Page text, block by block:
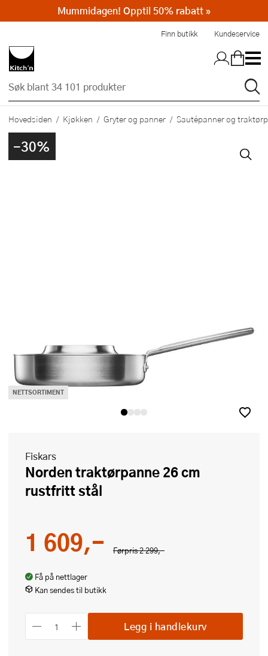
Finn butikk Kundeservice
Hovedsiden Kjøkken Gryter og panner Sautépanner og
-30%
NETTSORTIMENT
Fiskars
Norden traktørpanne 26 cm
rustfritt stål
Førpris2 299,-
1 609,-
Få på nettlager
Kan sendes til butikk
Legg i handlekurv
Mummidagen! Opptil 50% rabatt »